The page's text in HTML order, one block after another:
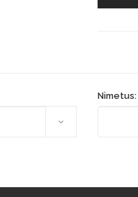
Nimetus: